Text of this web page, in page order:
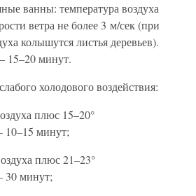
ванны: температура воздуха
ветра не более 3 м/сек (при
колышутся листья деревьев).
15–20 минут.
холодового воздействия:
плюс 15–20°
10–15 минут;
плюс 21–23°
30 минут;